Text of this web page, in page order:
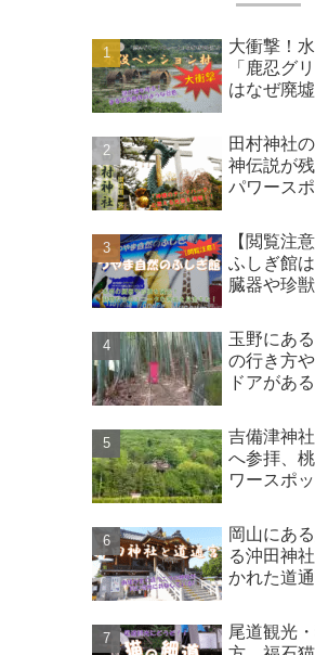
大衝撃！
「鹿忍グ
はなぜ廃
田村神社
神伝説が
パワース
【閲覧注
ふしぎ館
臓器や珍
玉野にあ
の行き方
ドアがあ
吉備津神
へ参拝、
ワースポッ
岡山にあ
る沖田神
かれた道
尾道観光